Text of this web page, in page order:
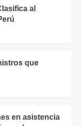
al
que
en asistencia